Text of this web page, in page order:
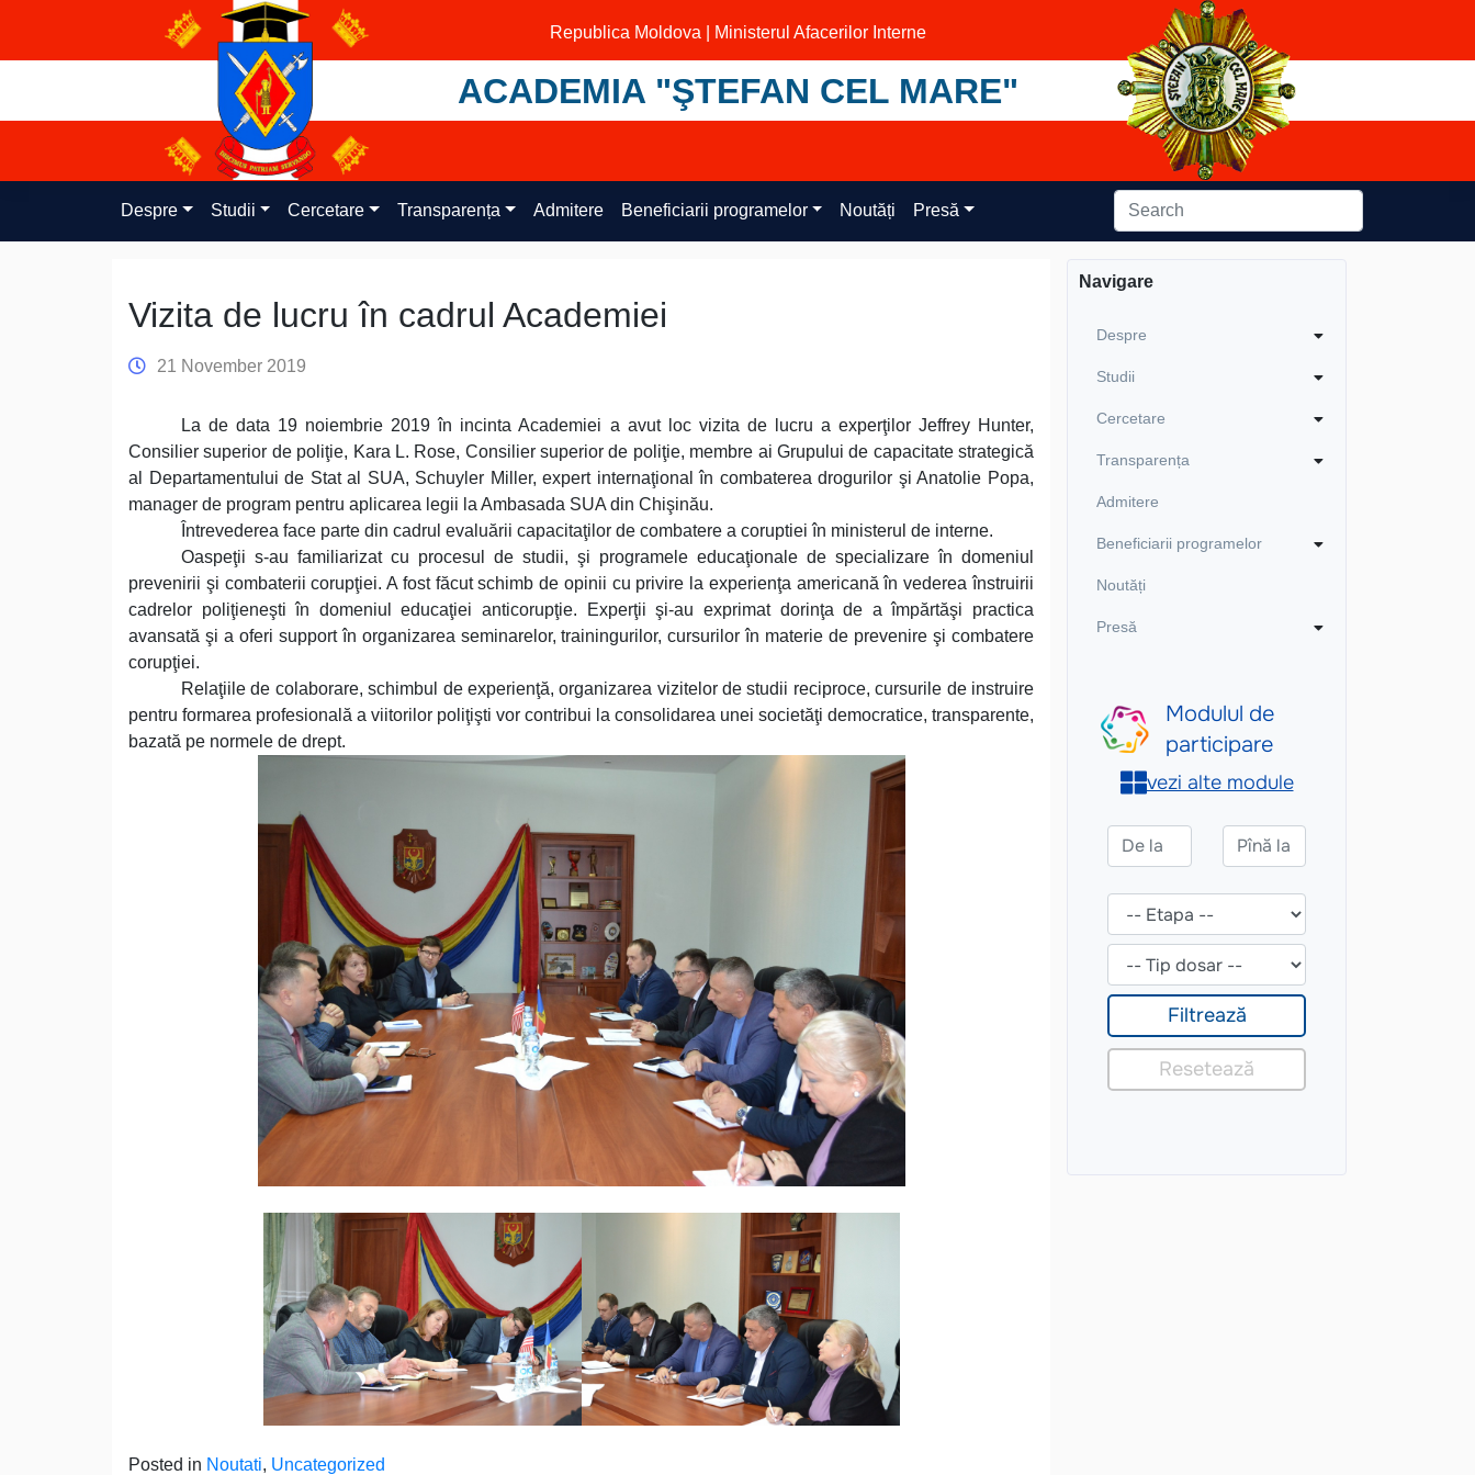
content
Republica Moldova | Ministerul Afacerilor Interne
ACADEMIA "ŞTEFAN CEL MARE"
Despre Studii Cercetare Transparența Admitere Beneficiarii programelor Noutăți Presă
Vizita de lucru în cadrul Academiei
21 November 2019
La de data 19 noiembrie 2019 în incinta Academiei a avut loc vizita de lucru a experţilor Jeffrey Hunter,
Consilier superior de poliţie, Kara L. Rose, Consilier superior de poliţie, membre ai Grupului de capacitate strategică
al Departamentului de Stat al SUA, Schuyler Miller, expert internaţional în combaterea drogurilor şi Anatolie Popa,
manager de program pentru aplicarea legii la Ambasada SUA din Chişinău.
Întrevederea face parte din cadrul evaluării capacitaţilor de combatere a coruptiei în ministerul de interne.
Oaspeţii s-au familiarizat cu procesul de studii, şi programele educaţionale de specializare în domeniul
prevenirii şi combaterii corupţiei. A fost făcut schimb de opinii cu privire la experienţa americană în vederea înstruirii
cadrelor poliţieneşti în domeniul educaţiei anticorupţie. Experţii şi-au exprimat dorinţa de a împărtăşi practica
avansată şi a oferi support în organizarea seminarelor, trainingurilor, cursurilor în materie de prevenire şi combatere
corupţiei.
Relaţiile de colaborare, schimbul de experienţă, organizarea vizitelor de studii reciproce, cursurile de instruire
pentru formarea profesională a viitorilor poliţişti vor contribui la consolidarea unei societăţi democratice, transparente,
bazată pe normele de drept.
Posted in Noutati, Uncategorized
Navigare
Despre
Studii
Cercetare
Transparența
Admitere
Beneficiarii programelor
Noutăți
Presă